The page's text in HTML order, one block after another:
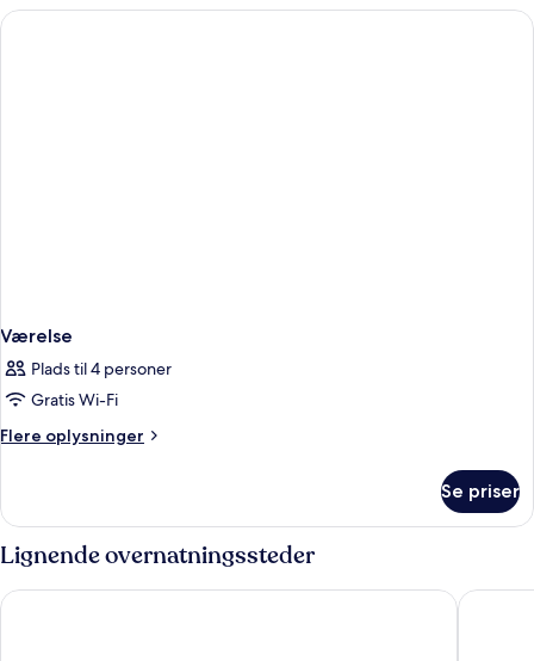
Værelse
Plads til 4 personer
Gratis Wi-Fi
Flere oplysninger
Flere
Se priser
Lignende overnatningssteder
Albert 1'er Hotel Nice, France Hôtel